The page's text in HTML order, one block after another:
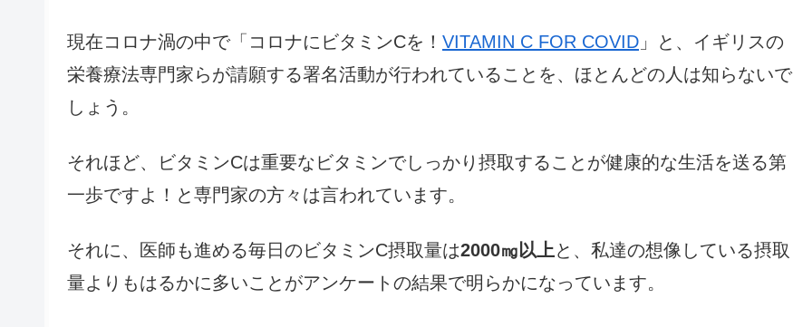
現在コロナ渦の中で「コロナにビタミンCを！ VITAMIN C FOR COVID 」と、イギリスの
栄養療法専門家らが請願する署名活動が行われていることを、ほとんどの人は知らないで
しょう。
それほど、ビタミンCは重要なビタミンでしっかり摂取することが健康的な生活を送る第
一歩ですよ！と専門家の方々は言われています。
それに、医師も進める毎日のビタミンC摂取量は2000㎎以上と、私達の想像している摂取
量よりもはるかに多いことがアンケートの結果で明らかになっています。